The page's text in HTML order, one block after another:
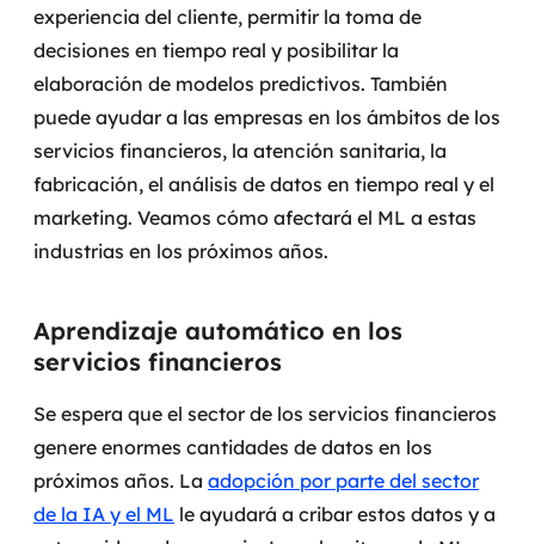
experiencia del cliente, permitir la toma de
decisiones en tiempo real y posibilitar la
elaboración de modelos predictivos. También
puede ayudar a las empresas en los ámbitos de los
servicios financieros, la atención sanitaria, la
fabricación, el análisis de datos en tiempo real y el
marketing. Veamos cómo afectará el ML a estas
industrias en los próximos años.
Aprendizaje automático en los
servicios financieros
Se espera que el sector de los servicios financieros
genere enormes cantidades de datos en los
próximos años. La adopción por parte del sector
de la IA y el ML le ayudará a cribar estos datos y a